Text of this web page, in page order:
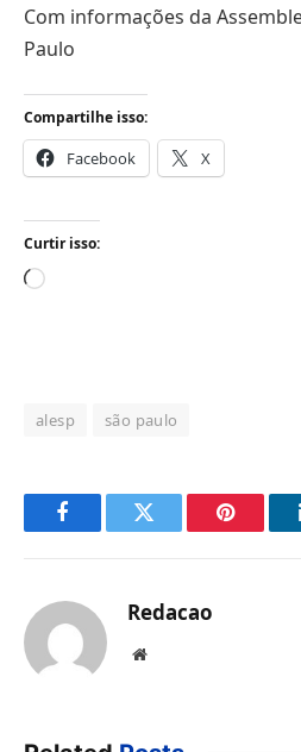
Com informações da
Paulo
Compartilhe isso:
Facebook X
Curtir isso:
Carregando...
alesp são paulo
FacebookTwitter Pinterest
Redacao
Website